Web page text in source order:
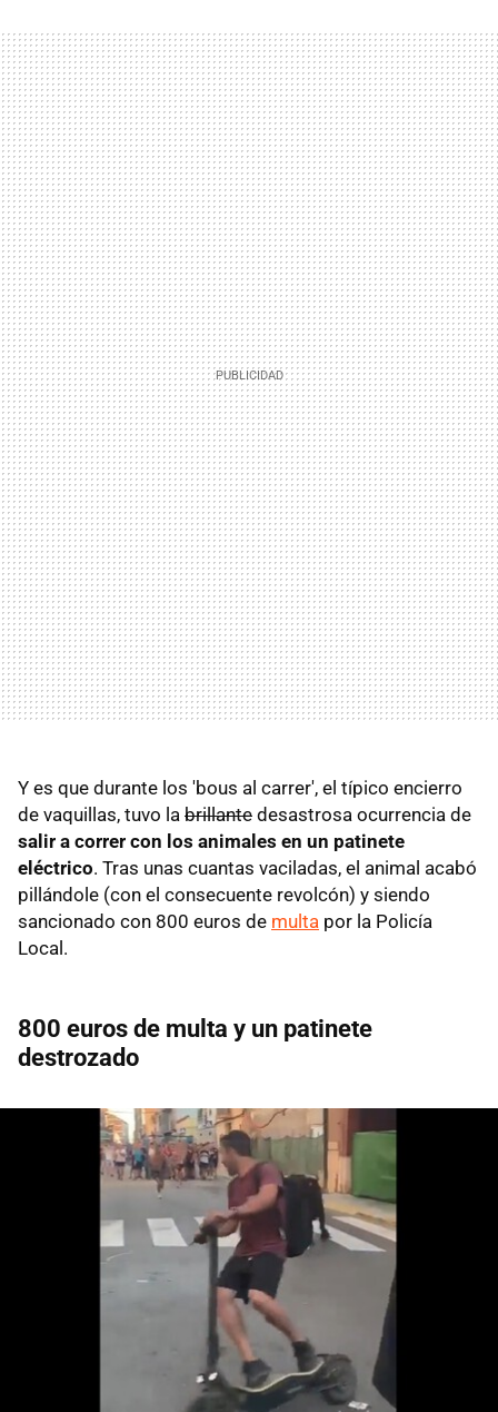
Y es que durante los 'bous al carrer', el típico encierro
de vaquillas, tuvo la brillante desastrosa ocurrencia de
salir a correr con los animales en un patinete
eléctrico. Tras unas cuantas vaciladas, el animal acabó
pillándole (con el consecuente revolcón) y siendo
sancionado con 800 euros de multa por la Policía
Local.
800 euros de multa y un patinete
destrozado